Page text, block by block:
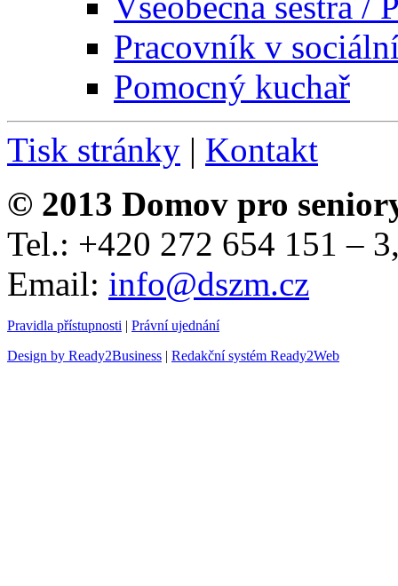
Pracovník v
Pomocný kuchař
Tisk stránky | Kontakt
© 2013 Domov pro
Tel.: +420 272 654 151 –
Email: info@dszm.cz
Pravidla přístupnosti | Právní ujednání
Design by Ready2Business | Redakční systém Ready2Web